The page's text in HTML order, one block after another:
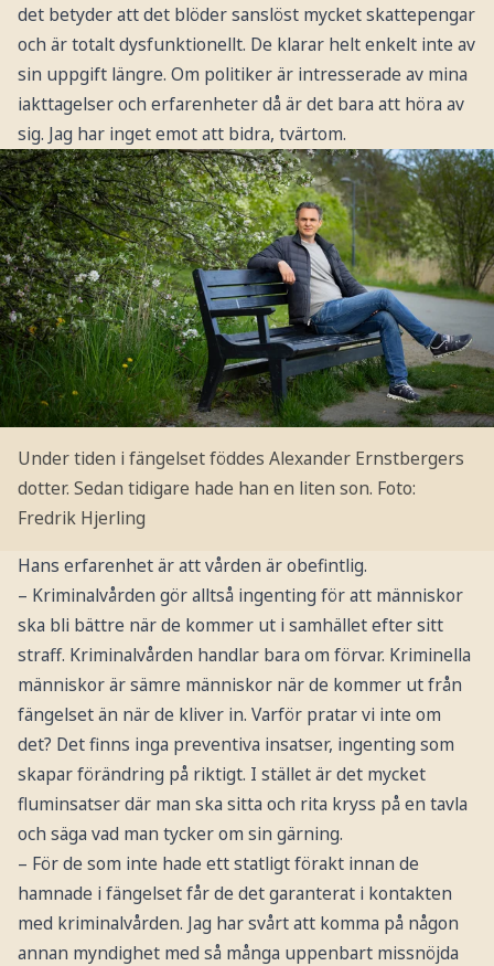
det betyder att det blöder sanslöst mycket skattepengar
och är totalt dysfunktionellt. De klarar helt enkelt inte av
sin uppgift längre. Om politiker är intresserade av mina
iakttagelser och erfarenheter då är det bara att höra av
sig. Jag har inget emot att bidra, tvärtom.
Under tiden i fängelset föddes Alexander Ernstbergers
dotter. Sedan tidigare hade han en liten son. Foto:
Fredrik Hjerling
Hans erfarenhet är att vården är obefintlig.
– Kriminalvården gör alltså ingenting för att människor
ska bli bättre när de kommer ut i samhället efter sitt
straff. Kriminalvården handlar bara om förvar. Kriminella
människor är sämre människor när de kommer ut från
fängelset än när de kliver in. Varför pratar vi inte om
det? Det finns inga preventiva insatser, ingenting som
skapar förändring på riktigt. I stället är det mycket
fluminsatser där man ska sitta och rita kryss på en tavla
och säga vad man tycker om sin gärning.
– För de som inte hade ett statligt förakt innan de
hamnade i fängelset får de det garanterat i kontakten
med kriminalvården. Jag har svårt att komma på någon
annan myndighet med så många uppenbart missnöjda